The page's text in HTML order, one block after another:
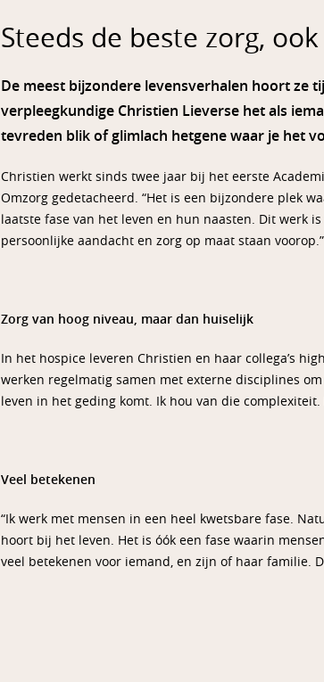
Steeds de beste zorg,
De meest bijzondere levensverhalen hoort ze
verpleegkundige Christien Lieverse het als
tevreden blik of glimlach hetgene waar je het
Christien werkt sinds twee jaar bij het eerste
Omzorg gedetacheerd. “Het is een bijzondere plek
laatste fase van het leven en hun naasten. Dit werk
persoonlijke aandacht en zorg op maat staan voorop.”
Zorg van hoog niveau, maar dan huiselijk
In het hospice leveren Christien en haar collega’s
werken regelmatig samen met externe disciplines
leven in het geding komt. Ik hou van die
Veel betekenen
“Ik werk met mensen in een heel kwetsbare fase.
hoort bij het leven. Het is óók een fase waarin
veel betekenen voor iemand, en zijn of haar familie.